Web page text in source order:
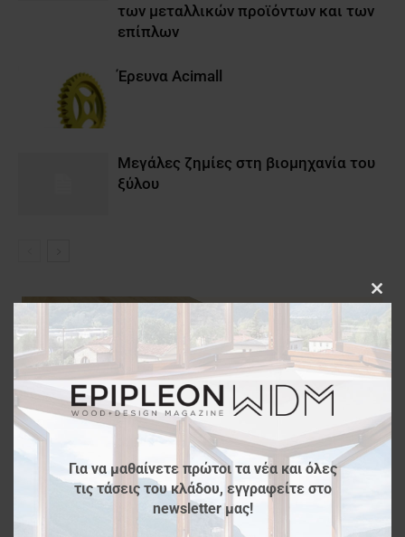
των μεταλλικών προϊόντων και των
επίπλων
Έρευνα Acimall
Μεγάλες ζημίες στη βιομηχανία του
ξύλου
Για να μαθαίνετε πρώτοι τα νέα και όλες
τις τάσεις του κλάδου, εγγραφείτε στο
newsletter μας!